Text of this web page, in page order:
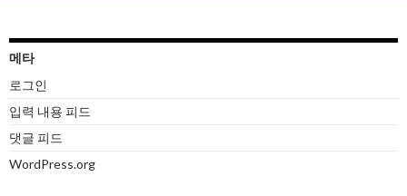
메타
로그인
입력 내용 피드
댓글 피드
WordPress.org